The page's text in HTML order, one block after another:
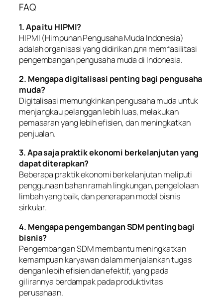
FAQ
1. Apa itu HIPMI?
HIPMI (Himpunan Pengusaha Muda Indonesia)
adalah organisasi yang didirikan для memfasilitasi
pengembangan pengusaha muda di Indonesia.
2. Mengapa digitalisasi penting bagi pengusaha
muda?
Digitalisasi memungkinkan pengusaha muda untuk
menjangkau pelanggan lebih luas, melakukan
pemasaran yang lebih efisien, dan meningkatkan
penjualan.
3. Apa saja praktik ekonomi berkelanjutan yang
dapat diterapkan?
Beberapa praktik ekonomi berkelanjutan meliputi
penggunaan bahan ramah lingkungan, pengelolaan
limbah yang baik, dan penerapan model bisnis
sirkular.
4. Mengapa pengembangan SDM penting bagi
bisnis?
Pengembangan SDM membantu meningkatkan
kemampuan karyawan dalam menjalankan tugas
dengan lebih efisien dan efektif, yang pada
gilirannya berdampak pada produktivitas
perusahaan.